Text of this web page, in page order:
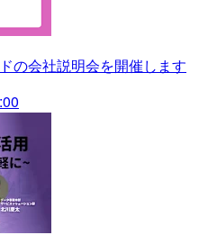
の会社説明会を開催します